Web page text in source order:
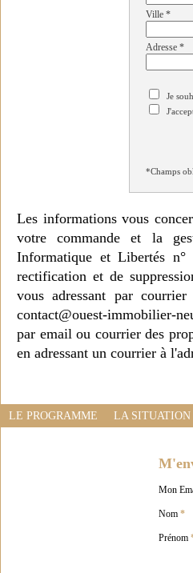
Ville *
Adresse *
Je
*Champs
Les informations vous
votre commande et la
Informatique et Libertés
rectification et de
vous adressant par
contact@ouest-immobilier-
par email ou courrier des
en adressant un courrier à
LE PROGRAMME LA SITUATION
Mon
Nom *
Prénom